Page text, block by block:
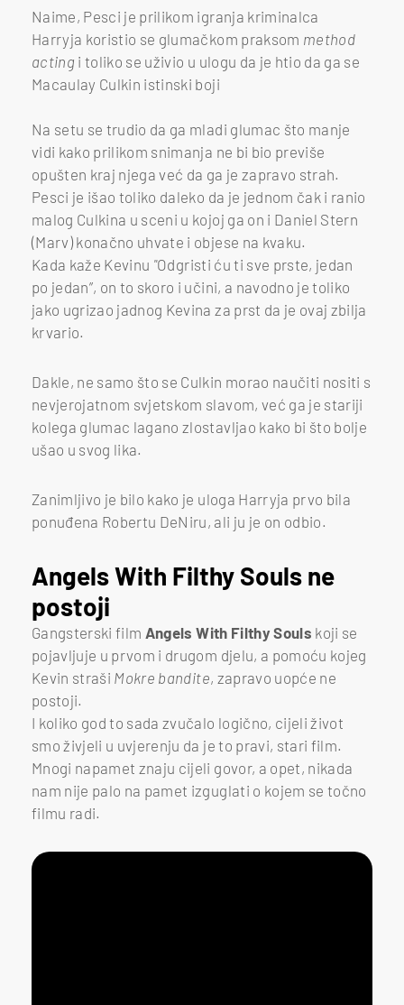
Naime, Pesci je prilikom igranja kriminalca
Harryja koristio se glumačkom praksom method
acting i toliko se uživio u ulogu da je htio da ga se
Macaulay Culkin istinski boji
Joe Pesci u ulozi Harryja u filmu Sam u kući
Foto: RottenTomatoesCLASSICTRAILERS/Youtube
Na setu se trudio da ga mladi glumac što manje
vidi kako prilikom snimanja ne bi bio previše
opušten kraj njega već da ga je zapravo strah.
Pesci je išao toliko daleko da je jednom čak i ranio
malog Culkina u sceni u kojoj ga on i Daniel Stern
(Marv) konačno uhvate i objese na kvaku.
Kada kaže Kevinu "Odgristi ću ti sve prste, jedan
po jedan”, on to skoro i učini, a navodno je toliko
jako ugrizao jadnog Kevina za prst da je ovaj zbilja
krvario.
Dakle, ne samo što se Culkin morao naučiti nositi s
nevjerojatnom svjetskom slavom, već ga je stariji
kolega glumac lagano zlostavljao kako bi što bolje
ušao u svog lika.
Zanimljivo je bilo kako je uloga Harryja prvo bila
ponuđena Robertu DeNiru, ali ju je on odbio.
Angels With Filthy Souls ne
postoji
Gangsterski film Angels With Filthy Souls koji se
pojavljuje u prvom i drugom djelu, a pomoću kojeg
Kevin straši Mokre bandite, zapravo uopće ne
postoji.
I koliko god to sada zvučalo logično, cijeli život
smo živjeli u uvjerenju da je to pravi, stari film.
Mnogi napamet znaju cijeli govor, a opet, nikada
nam nije palo na pamet izguglati o kojem se točno
filmu radi.